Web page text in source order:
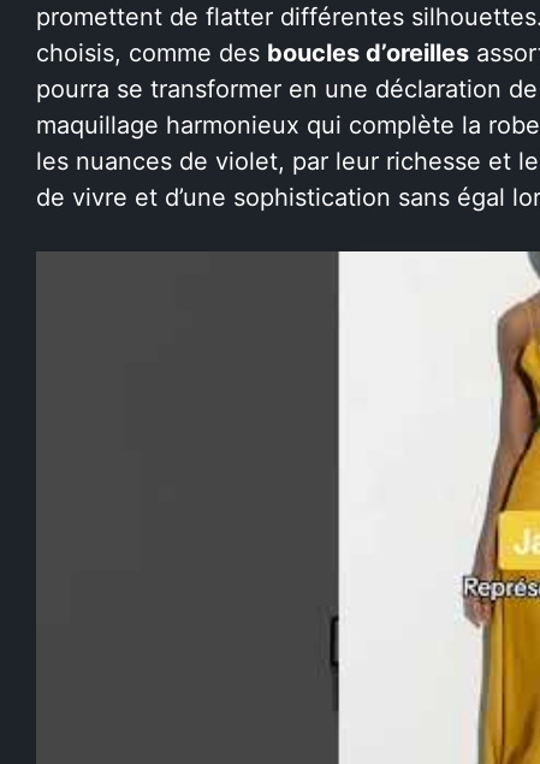
promettent de flatter différentes
choisis, comme des boucles d’oreilles
pourra se transformer en une déclaration
maquillage harmonieux qui complète la
les nuances de violet, par leur richesse et
de vivre et d’une sophistication sans égal